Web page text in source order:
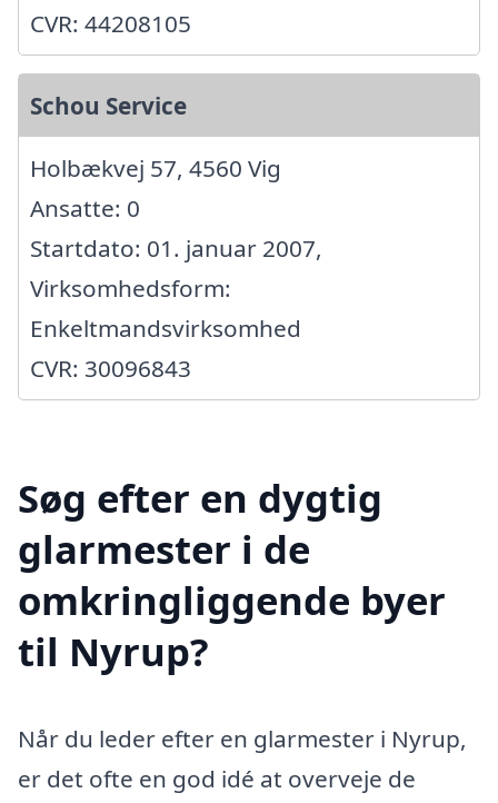
CVR: 44208105
Schou Service
Holbækvej 57, 4560 Vig
Ansatte: 0
Startdato: 01. januar 2007,
Virksomhedsform:
Enkeltmandsvirksomhed
CVR: 30096843
Søg efter en dygtig
glarmester i de
omkringliggende byer
til Nyrup?
Når du leder efter en glarmester i Nyrup,
er det ofte en god idé at overveje de